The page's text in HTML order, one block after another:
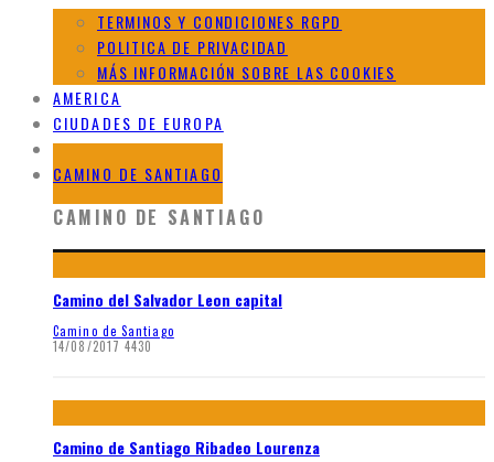
TERMINOS Y CONDICIONES RGPD
POLITICA DE PRIVACIDAD
MÁS INFORMACIÓN SOBRE LAS COOKIES
AMERICA
CIUDADES DE EUROPA
GALERIAS DE AFRICA
CAMINO DE SANTIAGO
CAMINO DE SANTIAGO
Camino del Salvador Leon capital
Camino de Santiago
14/08/2017 4430
Camino de Santiago Ribadeo Lourenza